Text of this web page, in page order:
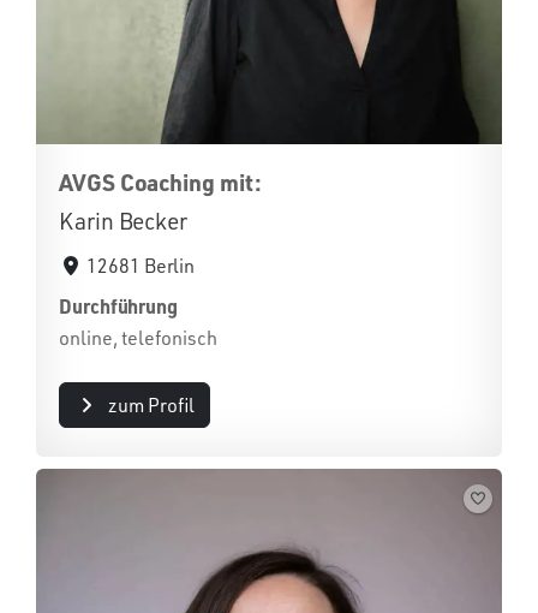
AVGS Coaching mit:
Karin Becker
12681 Berlin
Durchführung
online, telefonisch
zum Profil